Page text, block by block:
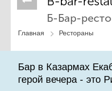
Б-Бар-
Главная Рестораны
Бар в Казармах
герой вечера - это